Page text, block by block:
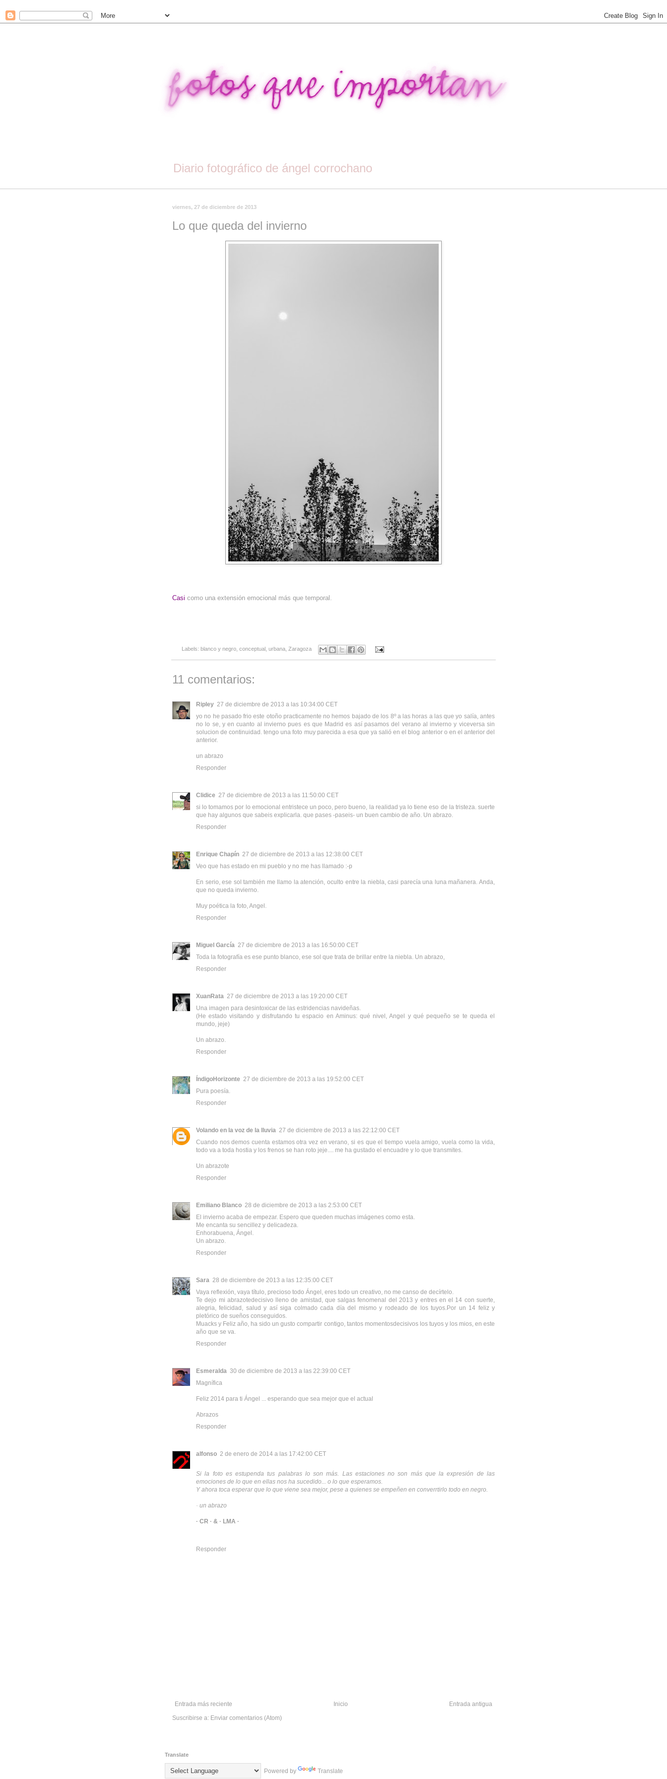
Diario fotográfico de ángel corrochano
viernes, 27 de diciembre de 2013
Lo que queda del invierno
Casi como una extensión emocional más que temporal.
Labels: blanco y negro, conceptual urbana, Zaragoza
11 comentarios:
Ripley 27 de diciembre de 2013 a las 10:34:00 CET
yo no he pasado frio este otoño practicamente no hemos bajado de los 8º a las horas a las que yo salía, antes
no lo se, y en cuanto al invierno pues es que Madrid es así pasamos del verano al invierno y viceversa sin
solucion de continuidad. tengo una foto muy parecida a esa que ya salió en el blog anterior o en el anterior del
anterior.
un abrazo
Responder
Clidice 27 de diciembre de 2013 a las 11:50:00 CET
si lo tomamos por lo emocional entristece un poco, pero bueno, la realidad ya lo tiene eso de la tristeza. suerte
que hay algunos que sabeis explicarla. que pases -paseis- un buen cambio de año. Un abrazo.
Responder
Enrique Chapín 27 de diciembre de 2013 a las 12:38:00 CET
Veo que has estado en mi pueblo y no me has llamado :-p
En serio, ese sol también me llamo la atención, oculto entre la niebla, casi parecía una luna mañanera. Anda,
que no queda invierno.
Muy poética la foto, Angel.
Responder
Miguel García 27 de diciembre de 2013 a las 16:50:00 CET
Toda la fotografía es ese punto blanco, ese sol que trata de brillar entre la niebla. Un abrazo,
Responder
XuanRata 27 de diciembre de 2013 a las 19:20:00 CET
Una imagen para desintoxicar de las estridencias navideñas.
(He estado visitando y disfrutando tu espacio en Aminus: qué nivel, Angel y qué pequeño se te queda el
mundo, jeje)
Un abrazo.
Responder
ÍndigoHorizonte 27 de diciembre de 2013 a las 19:52:00 CET
Pura poesía.
Responder
Volando en la voz de la lluvia 27 de diciembre de 2013 a las 22:12:00 CET
Cuando nos demos cuenta estamos otra vez en verano, si es que el tiempo vuela amigo, vuela como la vida,
todo va a toda hostia y los frenos se han roto jeje.... me ha gustado el encuadre y lo que transmites.
Un abrazote
Responder
Emiliano Blanco 28 de diciembre de 2013 a las 2:53:00 CET
El invierno acaba de empezar. Espero que queden muchas imágenes como esta.
Me encanta su sencillez y delicadeza.
Enhorabuena, Ángel.
Un abrazo.
Responder
Sara 28 de diciembre de 2013 a las 12:35:00 CET
Vaya reflexión, vaya título, precioso todo Ángel, eres todo un creativo, no me canso de decírtelo.
Te dejo mi abrazotedecisivo lleno de amistad, que salgas fenomenal del 2013 y entres en el 14 con suerte,
alegria, felicidad, salud y así siga colmado cada día del mismo y rodeado de los tuyos.Por un 14 feliz y
pletórico de sueños conseguidos.
Muacks y Feliz año, ha sido un gusto compartir contigo, tantos momentosdecisivos los tuyos y los mios, en este
año que se va.
Responder
Esmeralda 30 de diciembre de 2013 a las 22:39:00 CET
Magnífica
Feliz 2014 para ti Ángel ... esperando que sea mejor que el actual
Abrazos
Responder
alfonso 2 de enero de 2014 a las 17:42:00 CET
Si la foto es estupenda tus palabras lo son más. Las estaciones no son más que la expresión de las
emociones de lo que en ellas nos ha sucedido... o lo que esperamos.
Y ahora toca esperar que lo que viene sea mejor, pese a quienes se empeñen en converrtirlo todo en negro.
· un abrazo
· CR · & · LMA ·
Responder
Entrada más reciente Entrada antigua
Inicio
Suscribirse a: Enviar comentarios (Atom)
Translate
Powered by Translate